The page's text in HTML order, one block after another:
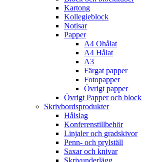
Kartong
Kollegieblock
Notisar
Papper
A4 Ohålat
A4 Hålat
A3
Färgat papper
Fotopapper
Övrigt papper
Övrigt Papper och block
Skrivbordsprodukter
Hålslag
Konferenstillbehör
Linjaler och gradskivor
Penn- och prylställ
Saxar och knivar
Skrivunderlägg